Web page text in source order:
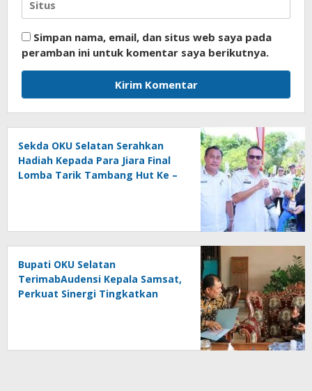
Simpan nama, email, dan situs web saya pada
peramban ini untuk komentar saya berikutnya.
Sekda OKU Selatan Serahkan
Hadiah Kepada Para Jiara Final
Lomba Tarik Tambang Hut Ke –
Bupati OKU Selatan
TerimabAudensi Kepala Samsat,
Perkuat Sinergi Tingkatkan